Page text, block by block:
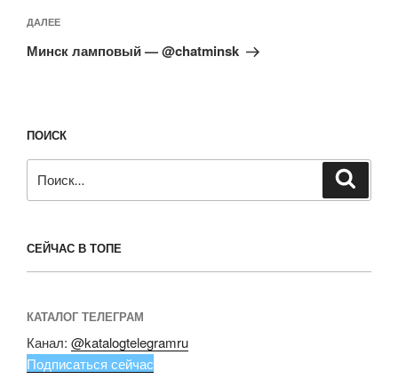
Следующая
запись
ДАЛЕЕ
Минск ламповый — @chatminsk
ПОИСК
СЕЙЧАС В ТОПЕ
КАТАЛОГ ТЕЛЕГРАМ
Канал: @katalogtelegramru
Подписаться сейчас